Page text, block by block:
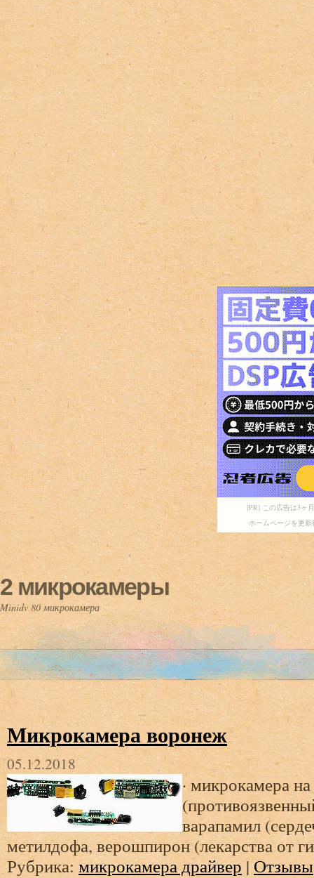
[PR] この広告は3ヶ
ホームページを更
2 микрокамеры
Minidv 80 микрокамера
Микрокамера воронеж
05.12.2018
· микрокамера
варапамил
метилдофа, верошпирон (лекарства от
Рубрика: микрокамера драйвер| Отзывы